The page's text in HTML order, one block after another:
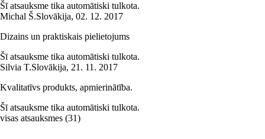
Šī atsauksme tika automātiski tulkota.
Michal Š.Slovākija, 02. 12. 2017
Dizains un praktiskais pielietojums
Šī atsauksme tika automātiski tulkota.
Silvia T.Slovākija, 21. 11. 2017
Kvalitatīvs produkts, apmierinātība.
Šī atsauksme tika automātiski tulkota.
visas atsauksmes (31)